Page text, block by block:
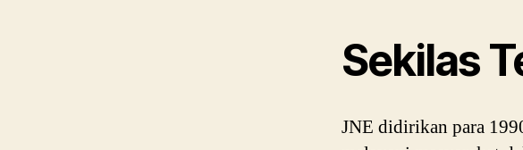
Sekilas
JNE didirikan para